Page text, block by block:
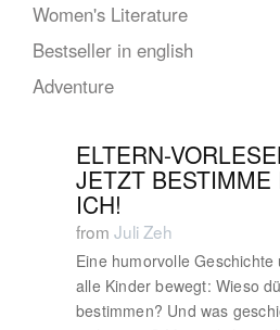
Women's Literature
Bestseller in english
Adventure
ELTERN-
JETZT BESTIMME
ICH!
from Juli Zeh
Eine humorvolle
alle Kinder bewegt: Wieso
bestimmen? Und was